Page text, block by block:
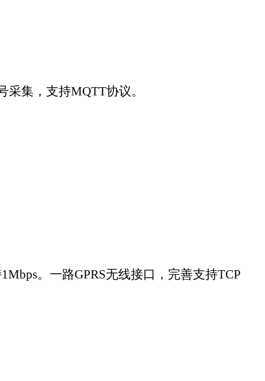
协议栈，用户